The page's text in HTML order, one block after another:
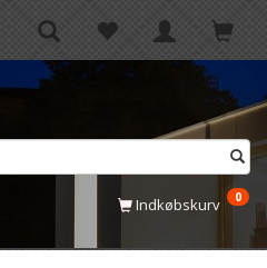
Indkøbskurv 0